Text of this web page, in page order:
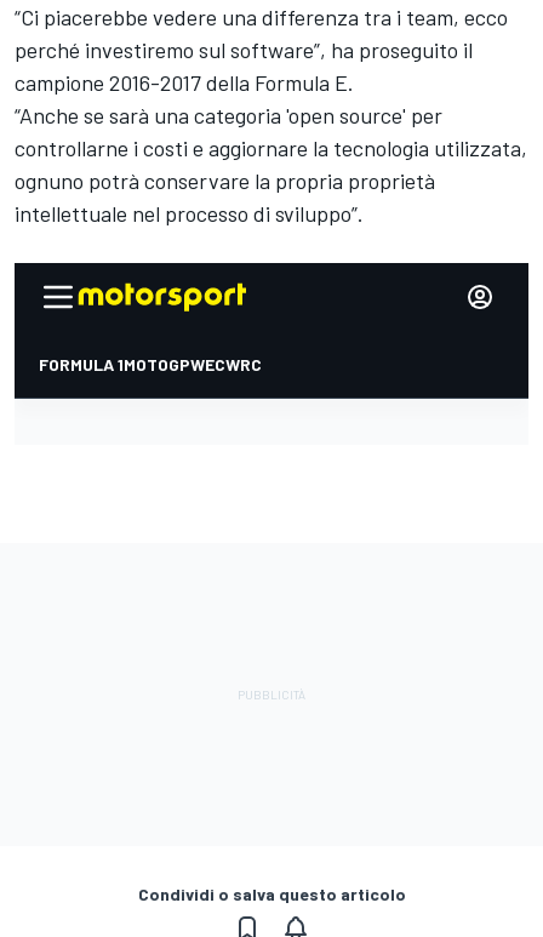
“Ci piacerebbe vedere una differenza tra i team, ecco
perché investiremo sul software”, ha proseguito il
campione 2016-2017 della Formula E.
“Anche se sarà una categoria 'open source' per
controllarne i costi e aggiornare la tecnologia utilizzata,
ognuno potrà conservare la propria proprietà
intellettuale nel processo di sviluppo”.
Condividi o salva questo articolo